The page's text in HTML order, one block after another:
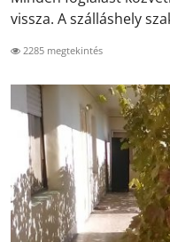
vissza. A szálláshely
2285 megtekintés